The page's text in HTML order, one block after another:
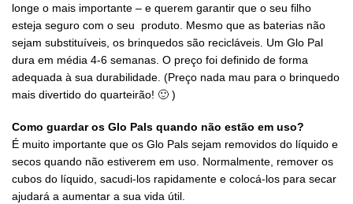
longe o mais importante – e querem garantir que o seu filho
esteja seguro com o seu produto. Mesmo que as baterias não
sejam substituíveis, os brinquedos são recicláveis. Um Glo Pal
dura em média 4-6 semanas. O preço foi definido de forma
adequada à sua durabilidade. (Preço nada mau para o brinquedo
mais divertido do quarteirão! 🙂 )
Como guardar os Glo Pals quando não estão em uso?
É muito importante que os Glo Pals sejam removidos do líquido e
secos quando não estiverem em uso. Normalmente, remover os
cubos do líquido, sacudi-los rapidamente e colocá-los para secar
ajudará a aumentar a sua vida útil.